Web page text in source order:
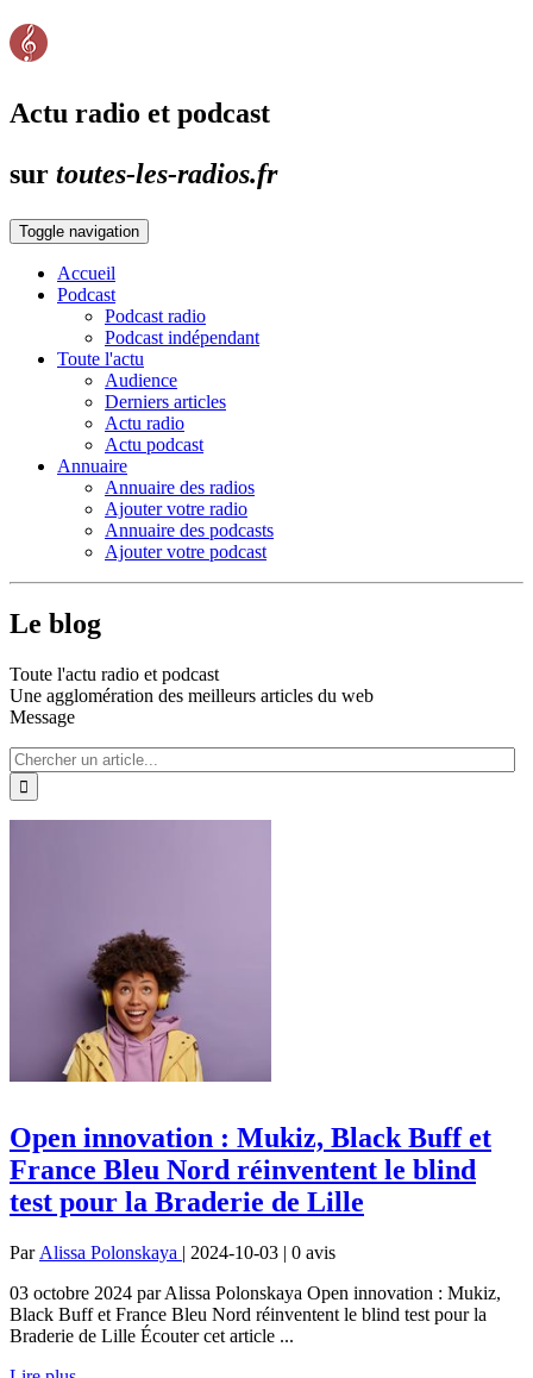
Actu radio et podcast
sur toutes-les-radios.fr
Toggle navigation
Accueil
Podcast
Podcast radio
Podcast indépendant
Toute l'actu
Audience
Derniers articles
Actu radio
Actu podcast
Annuaire
Annuaire des radios
Ajouter votre radio
Annuaire des podcasts
Ajouter votre podcast
Le blog
Toute l'actu radio et podcast
Une agglomération des meilleurs articles du web
Message
Open innovation : Mukiz, Black Buff et
France Bleu Nord réinventent le blind
test pour la Braderie de Lille
Par Alissa Polonskaya | 2024-10-03 | 0 avis
03 octobre 2024 par Alissa Polonskaya Open innovation : Mukiz,
Black Buff et France Bleu Nord réinventent le blind test pour la
Braderie de Lille Écouter cet article ...